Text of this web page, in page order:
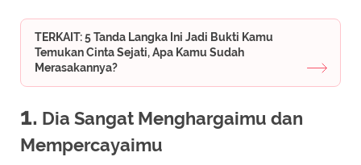
TERKAIT: 5 Tanda Langka Ini Jadi Bukti Kamu
Temukan Cinta Sejati, Apa Kamu Sudah
Merasakannya?
1. Dia Sangat Menghargaimu dan
Mempercayaimu